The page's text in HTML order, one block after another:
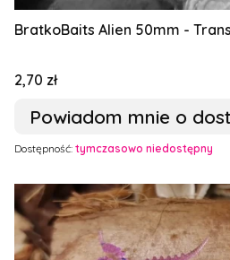
BratkoBaits Alien 50mm -
Cena
2,70 zł
Powiadom mnie o
Dostępność: tymczasowo niedostępny